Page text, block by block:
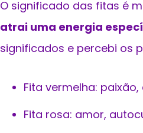
O significado das fitas é
atrai uma energia
significados e percebi os
Fita vermelha:
Fita rosa: amor,